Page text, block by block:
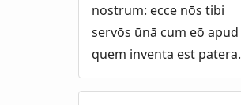
nostrum: ecce nōs tibi
servōs ūnā cum eō apud
quem inventa est patera.